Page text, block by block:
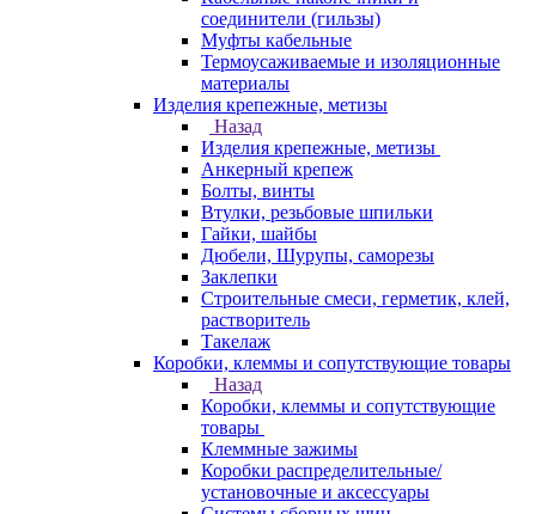
соединители (гильзы)
Муфты кабельные
Термоусаживаемые и изоляционные
материалы
Изделия крепежные, метизы
Назад
Изделия крепежные, метизы
Анкерный крепеж
Болты, винты
Втулки, резьбовые шпильки
Гайки, шайбы
Дюбели, Шурупы, саморезы
Заклепки
Строительные смеси, герметик, клей,
растворитель
Такелаж
Коробки, клеммы и сопутствующие товары
Назад
Коробки, клеммы и сопутствующие
товары
Клеммные зажимы
Коробки распределительные/
установочные и аксессуары